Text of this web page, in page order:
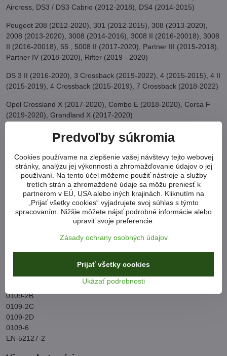
Aircross, DS3 / DS3 Cabrio (2012-2018), DS4 (2014-2015)
Peugeot 208 (2012-2020), 301 (2012-2015), 308 (2013-2020),
2008 (2013-2020), 3008 (2014-2016), 3008 II (2016-20018), 3008
II (2016-20018), 55 , 5008 II (2017-2020), Partner III (2015-2018),
Partner IV (2018-2020), Rifter (2019 - 2020)
DS 3 II (2016-2020), 3 Crossback (2019-2022), 4 (2015-2015), 4 II
(2015-2019), 4 Crossback (2015-2019), 7 Crossback (2018-2022)
Opel Crossland X (2017-2020), Combo E (2018-2020), Corsa F
(2019-2020), Grandland X (2017-2020)
EB2 3-valcové motory:
D12XHL, D12XHT, EB2ADT, EB2ADT (HNP), EB2ADT / LES,
EB2ADT / LES / D12XHL, EB2ADTD, EB2ADTD (HNK), EB2ADTS,
EB2ADTS (HNS), EB2ADTS / LEG, 2ADLES, 2ADEBADTS
/2TS,2AD2ADTS /2TS,2AD2ADTS , EB2ADTX (HNN), EB2DTS
(EB2ADTX), HNP (EB2ADT), SNS (EB2ADTS), HNY (EB2DTS)
OEM označenie nástrojov:
0109-2B
0109-2C
0109-2D
0109-6
EN-52127-2
Predvoľby súkromia
Cookies používame na zlepšenie vašej návštevy tejto webovej
stránky, analýzu jej výkonnosti a zhromažďovanie údajov o jej
používaní. Na tento účel môžeme použiť nástroje a služby
tretích strán a zhromaždené údaje sa môžu preniesť k
partnerom v EÚ, USA alebo iných krajinách. Kliknutím na
„Prijať všetky cookies“ vyjadrujete svoj súhlas s týmto
spracovaním. Nižšie môžete nájsť podrobné informácie alebo
upraviť svoje preferencie.
Zásady ochrany osobných údajov
Ukázať podrobnosti
Prijať všetky cookies